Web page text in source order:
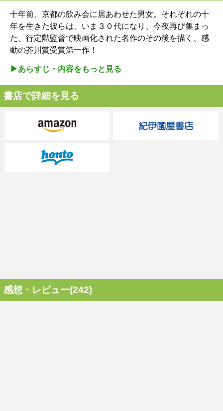
十年前、京都の飲み会に居あわせた男女。それぞれの十
年を生きた彼らは、いま３０代になり、今夜再び集まっ
た。行定勲監督で映画化された名作のその後を描く、感
動の芥川賞受賞第一作！
▶︎あらすじ・内容をもっと見る
書店で詳細を見る
感想・レビュー(242)